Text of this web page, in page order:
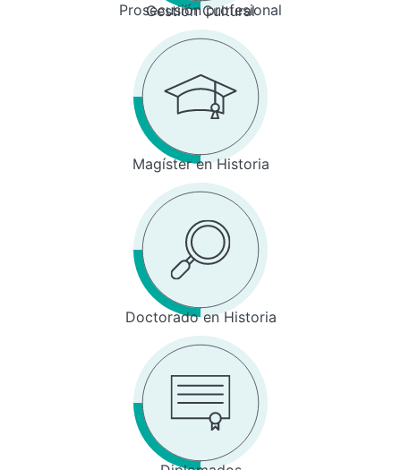
Prosecusión profesional
Gestión Cultural
Magíster en Historia
Doctorado en Historia